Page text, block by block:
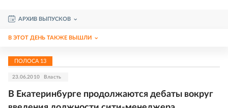
АРХИВ ВЫПУСКОВ
В ЭТОТ ДЕНЬ ТАКЖЕ ВЫШЛИ
ПОЛОСА 13
23.06.2010 Власть
В Екатеринбурге продолжаются дебаты вокруг